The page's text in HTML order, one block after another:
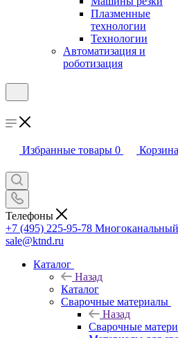
Плазменные
технологии
Технологии
Автоматизация и
роботизация
Избранные товары 0 Корзина
Телефоны
+7 (495) 225-95-78 Многоканальный
sale@ktnd.ru
Каталог
Назад
Каталог
Сварочные материалы
Назад
Сварочные